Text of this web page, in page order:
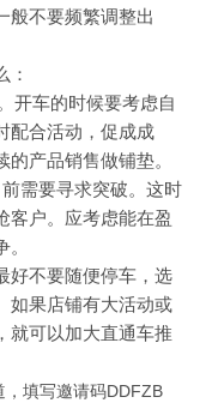
般不要频繁调整出
：
开车的时候要考虑自
配合活动，促成成
产品销售做铺垫。
需要寻求突破。这时
客户。应考虑能在盈
好不要随便停车，选
如果店铺有大活动或
就可以加大直通车推
填写邀请码DDFZB